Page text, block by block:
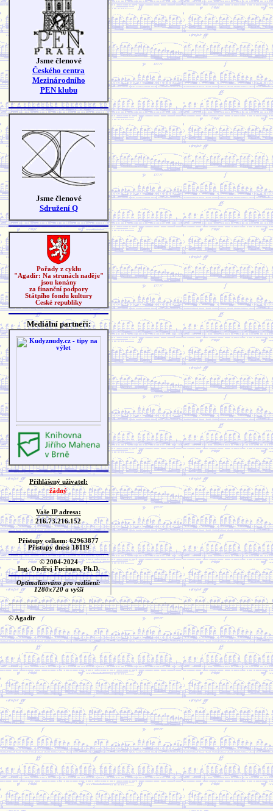
Jsme členové
Českého centra
Mezinárodního
PEN klubu
Jsme členové
Sdružení Q
Pořady z cyklu
"Agadir: Na strunách naděje"
jsou konány
za finanční podpory
Státního fondu kultury
České republiky
Mediální partneři:
Přihlášený uživatel:
žádný
Vaše IP adresa:
216.73.216.152
Přístupy celkem: 62963877
Přístupy dnes: 18119
© 2004-2024
Ing. Ondřej Fuciman, Ph.D.
Optimalizováno pro rozlišení:
1280x720 a vyšší
© Agadir